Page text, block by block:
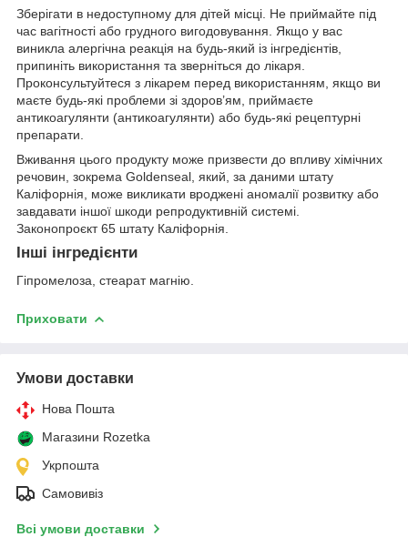
Зберігати в недоступному для дітей місці. Не приймайте під
час вагітності або грудного вигодовування. Якщо у вас
виникла алергічна реакція на будь-який із інгредієнтів,
припиніть використання та зверніться до лікаря.
Проконсультуйтеся з лікарем перед використанням, якщо ви
маєте будь-які проблеми зі здоров’ям, приймаєте
антикоагулянти (антикоагулянти) або будь-які рецептурні
препарати.
Вживання цього продукту може призвести до впливу хімічних
речовин, зокрема Goldenseal, який, за даними штату
Каліфорнія, може викликати вроджені аномалії розвитку або
завдавати іншої шкоди репродуктивній системі.
Законопроєкт 65 штату Каліфорнія.
Інші інгредієнти
Гіпромелоза, стеарат магнію.
Приховати
Умови доставки
Нова Пошта
Магазини Rozetka
Укрпошта
Самовивіз
Всі умови доставки